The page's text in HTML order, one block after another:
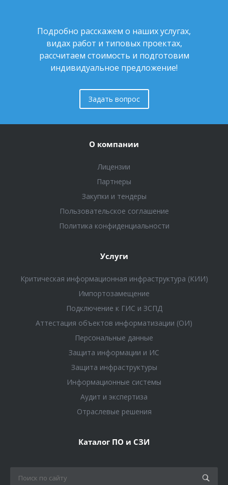
Подробно расскажем о наших услугах,
видах работ и типовых проектах,
рассчитаем стоимость и подготовим
индивидуальное предложение!
Задать вопрос
О компании
Лицензии
Партнеры
Закупки и тендеры
Пользовательское соглашение
Политика конфиденциальности
Услуги
Критическая информационная инфраструктура (КИИ)
Импортозамещение
Подключение к ГИС и ЗСПД
Аттестация объектов информатизации (ОИ)
Персональные данные
Защита информации и ИС
Защита инфраструктуры
Информационные системы
Аудит и экспертиза
Отраслевые решения
Каталог ПО и СЗИ